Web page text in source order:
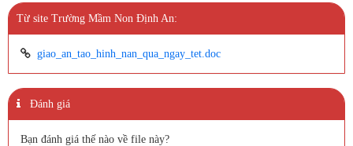
Từ site Trường Mầm Non Định An:
giao_an_tao_hinh_nan_qua_ngay_tet.doc
Đánh giá
Bạn đánh giá thế nào về file này?